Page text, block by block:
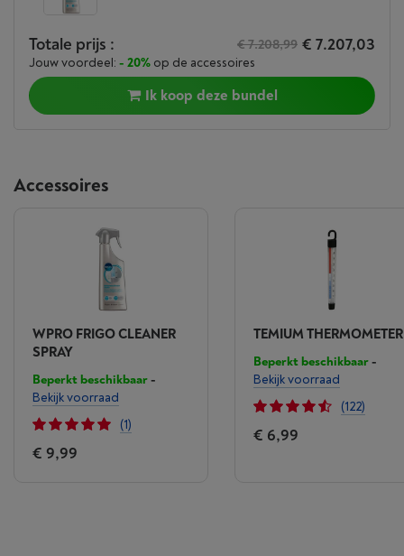
Totale prijs : € 7.208,99 € 7.207,03
Jouw voordeel: - 20% op de accessoires
Ik koop deze bundel
Accessoires
WPRO FRIGO CLEANER
SPRAY
Beperkt beschikbaar-
Bekijk voorraad
(1)
€ 9,99
TEMIUM THERMOMETER
Beperkt beschikbaar-
Bekijk voorraad
(122)
€ 6,99